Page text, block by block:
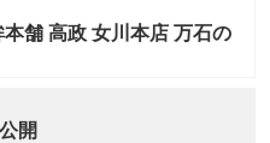
本舗 高政 女川本店 万石の
開